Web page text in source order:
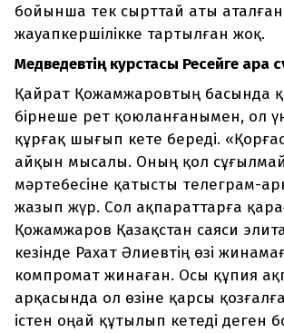
бойынша тек сырттай аты
жауапкершілікке тартылған жоқ.
Медведевтің курстасы Ресейге арқа
Қайрат Қожамжаровтың басында
бірнеше рет қоюланғанымен, ол
құрғақ шығып кете береді.
айқын мысалы. Оның қол
мәртебесіне қатысты телеграм-
жазып жүр. Сол ақпараттарға
Қожамжаров Қазақстан саяси
кезінде Рахат Әлиевтің өзі
компромат жинаған. Осы құпия
арқасында ол өзіне қарсы
істен оңай құтылып кетеді деген